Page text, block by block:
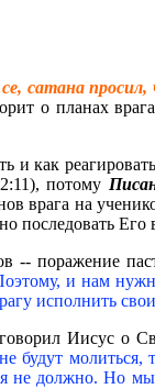
сатана
о планах
и как
потому
врага на
последовать Его
поражение
и нам
исполнить
Иисус
будут
не должно. Но